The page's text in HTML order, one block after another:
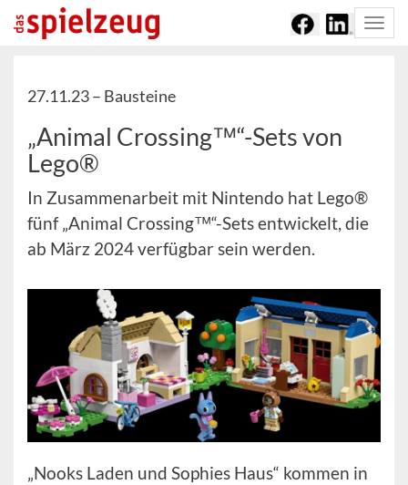
27.11.23 – Bausteine
„Animal Crossing™“-Sets von
Lego®
In Zusammenarbeit mit Nintendo hat Lego®
fünf „Animal Crossing™“-Sets entwickelt, die
ab März 2024 verfügbar sein werden.
„Nooks Laden und Sophies Haus“ kommen in